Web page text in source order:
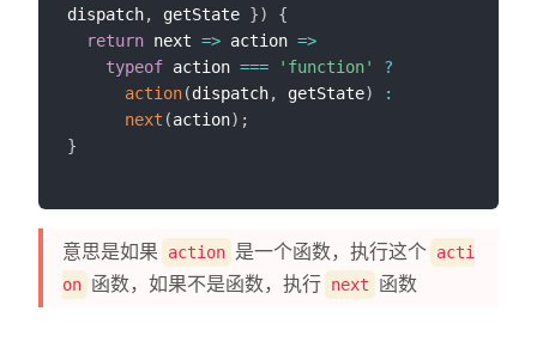
dispatch, getState })
{
return next => action =>
typeof action === 'function'
?
action(dispatch, getState)
:
next (action) ;
}
意思是如果 action 是一个函数，执行这个 acti
on 函数，如果不是函数，执行 next 函数